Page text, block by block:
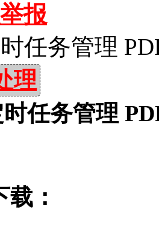
报
任务管理
理
任务管理
：